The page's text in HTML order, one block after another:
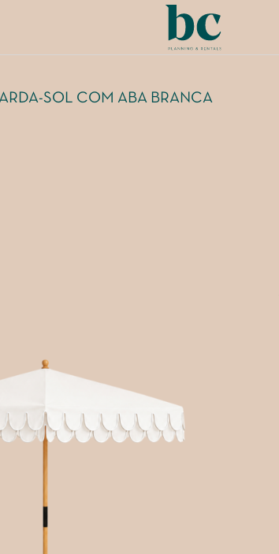
SOL COM ABA BRANCA